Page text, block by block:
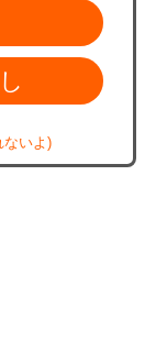
ないよ)